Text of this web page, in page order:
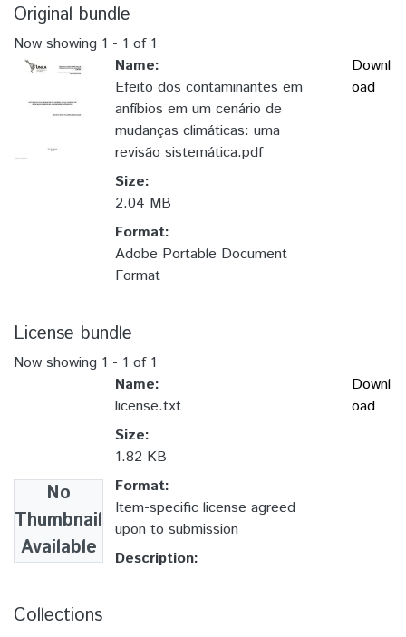
Original bundle
Now showing 1 - 1 of 1
Name:
Efeito dos contaminantes em
anfíbios em um cenário de
mudanças climáticas: uma
revisão sistemática.pdf
Size:
2.04 MB
Format:
Adobe Portable Document
Format
Downl
oad
License bundle
Now showing 1 - 1 of 1
No
Thumbnail
Available
Name:
license.txt
Size:
1.82 KB
Format:
Item-specific license agreed
upon to submission
Description:
Downl
oad
Collections